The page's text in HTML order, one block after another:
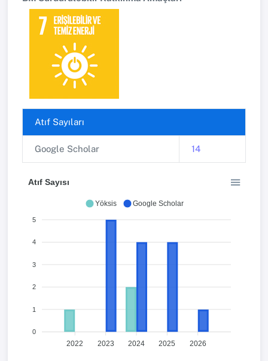
Atıf Sayıları
Google Scholar 14
Yöksis Google Scholar
Atıf Sayısı
5
4
3
2
1
0
2022 2023 2024 2025 2026